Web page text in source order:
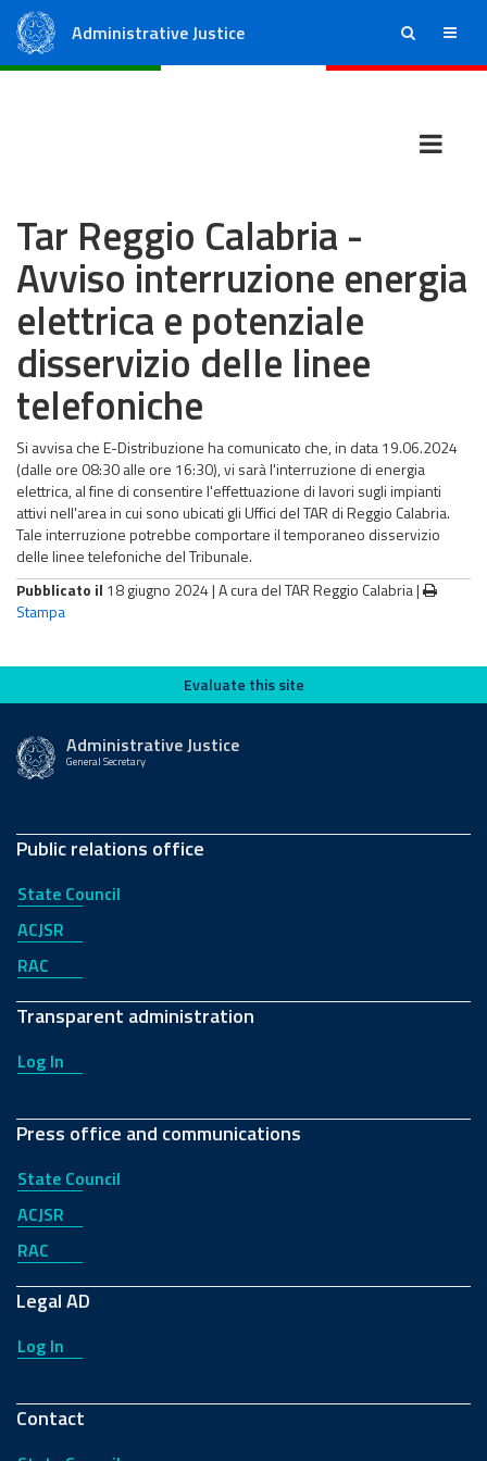
Administrative Justice ricerca menu
Tar Reggio Calabria -
Avviso interruzione energia
elettrica e potenziale
disservizio delle linee
telefoniche
Si avvisa che E-Distribuzione ha comunicato che, in data 19.06.2024
(dalle ore 08:30 alle ore 16:30), vi sarà l'interruzione di energia
elettrica, al fine di consentire l'effettuazione di lavori sugli impianti
attivi nell'area in cui sono ubicati gli Uffici del TAR di Reggio Calabria.
Tale interruzione potrebbe comportare il temporaneo disservizio
delle linee telefoniche del Tribunale.
Pubblicato il 18 giugno 2024 |A cura del TAR Reggio Calabria|
Stampa
Evaluate this siteEvaluate this site
Administrative Justice
General Secretary
Public relations office
State Council
ACJSR
RAC
Transparent administration
Log In
Press office and communications
State Council
ACJSR
RAC
Legal AD
Log In
Contact